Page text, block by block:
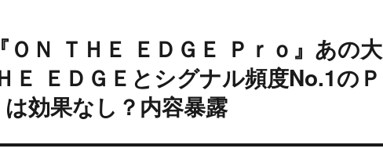
Ｎ ＴＨＥ ＥＤＧＥ Ｐｒｏ』あの大
Ｅ ＥＤＧＥとシグナル頻度No.1のＰ
効果なし？内容暴露